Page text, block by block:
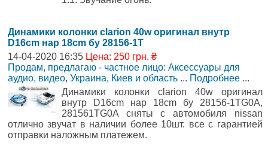
Динамики колонки clarion 40w оригинал внутр
D16cm нар 18cm бу 28156-1T
14-04-2020 16:35 Цена: 250 грн. ₴
Продам, предлагаю - частное лицо: Аксессуары для
аудио, видео, Украина, Киев и область ... Подробнее ...
Динамики колонки clarion 40w оригинал
внутр D16cm нар 18cm бу 28156-1TG0A,
281561TG0A сняты с автомобиля nissan
отлично звучат в наличии более 10шт. все с гарантией
отправки наложным платежем.